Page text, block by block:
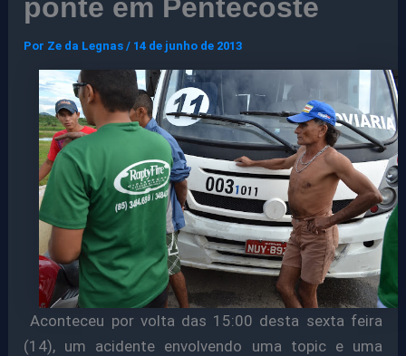
ponte em Pentecoste
Por Ze da Legnas/ 14 de junho de 2013
Aconteceu por volta das 15:00 desta sexta feira
(14), um acidente envolvendo uma topic e uma